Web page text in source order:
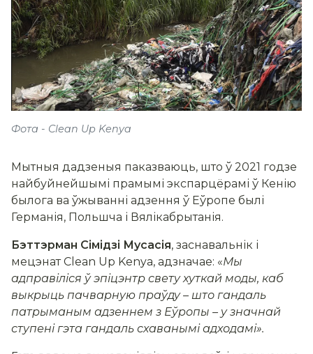
Фота - Clean Up Kenya
Мытныя дадзеныя паказваюць, што ў 2021 годзе
найбуйнейшымі прамымі экспарцёрамі ў Кенію
былога ва ўжыванні адзення ў Еўропе былі
Германія, Польшча і Вялікабрытанія.
Бэттэрман Сімідзі Мусасія, заснавальнік і
мецэнат Clean Up Kenya, адзначае: «Мы
адправіліся ў эпіцэнтр свету хуткай моды, каб
выкрыць пачварную праўду – што гандаль
патрыманым адзеннем з Еўропы – у значнай
ступені гэта гандаль схаванымі адходамі».